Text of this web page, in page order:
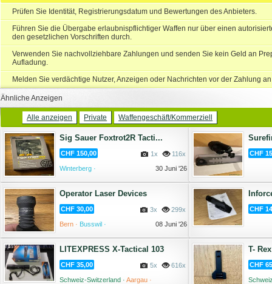
Prüfen Sie Identität, Registrierungsdatum und Bewertungen des Anbieters.
Führen Sie die Übergabe erlaubnispflichtiger Waffen nur über einen
den gesetzlichen Vorschriften durch.
Verwenden Sie nachvollziehbare Zahlungen und senden Sie kein Geld an
Aufladung.
Melden Sie verdächtige Nutzer, Anzeigen oder Nachrichten vor der Zahlung
Ähnliche Anzeigen
Alle anzeigen Private Waffengeschäft/Kommerziell
Sig Sauer Foxtrot2R Tacti...
CHF 150,00 116x
1x
Winterberg ·
30 Juni '26
CHF
Operator Laser Devices
CHF 30,00 299x
3x
Bern · Busswil · 08 Juni '26
CHF
LITEXPRESS X-Tactical 103
CHF 35,00 616x
5x
Schweiz-Switzerland · Aargau ·
T-
CHF